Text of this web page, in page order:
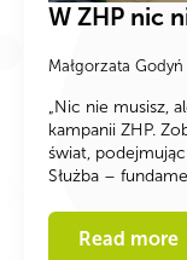
W ZHP nic
Małgorzata Godyń
„Nic nie musisz,
kampanii ZHP.
świat,
Służba –
Read more